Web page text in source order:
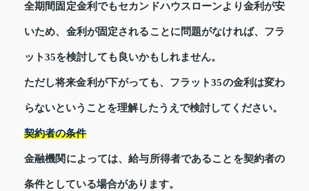
全期間固定金利でもセカンドハウスローンより金利が安
いため、金利が固定されることに問題がなければ、フラ
ット35を検討しても良いかもしれません。
ただし将来金利が下がっても、フラット35の金利は変わ
らないということを理解したうえで検討してください。
契約者の条件
金融機関によっては、給与所得者であることを契約者の
条件としている場合があります。